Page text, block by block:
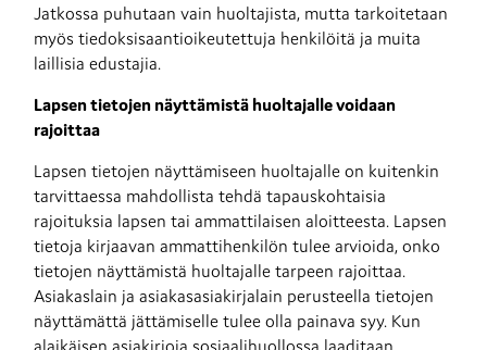
Jatkossa puhutaan vain huoltajista, mutta tarkoitetaan
myös tiedoksisaantioikeutettuja henkilöitä ja muita
laillisia edustajia.
Lapsen tietojen näyttämistä huoltajalle voidaan
rajoittaa
Lapsen tietojen näyttämiseen huoltajalle on kuitenkin
tarvittaessa mahdollista tehdä tapauskohtaisia
rajoituksia lapsen tai ammattilaisen aloitteesta. Lapsen
tietoja kirjaavan ammattihenkilön tulee arvioida, onko
tietojen näyttämistä huoltajalle tarpeen rajoittaa.
Asiakaslain ja asiakasasiakirjalain perusteella tietojen
näyttämättä jättämiselle tulee olla painava syy. Kun
alaikäisen asiakirjoja sosiaalihuollossa laaditaan,